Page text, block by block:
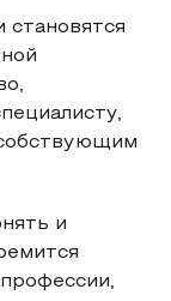
становятся
и